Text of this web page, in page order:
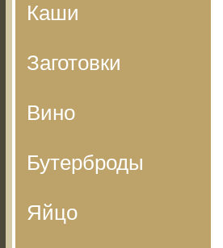
Каши
Заготовки
Вино
Бутерброды
Яйцо